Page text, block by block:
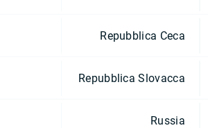
Repubblica Ceca
Repubblica Slovacca
Russia